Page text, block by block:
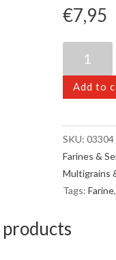
€7,95
Envies
(Farine)
-
quantity
Add to
SKU: 03304
Farines &
Multigrains
Tags: Farine,